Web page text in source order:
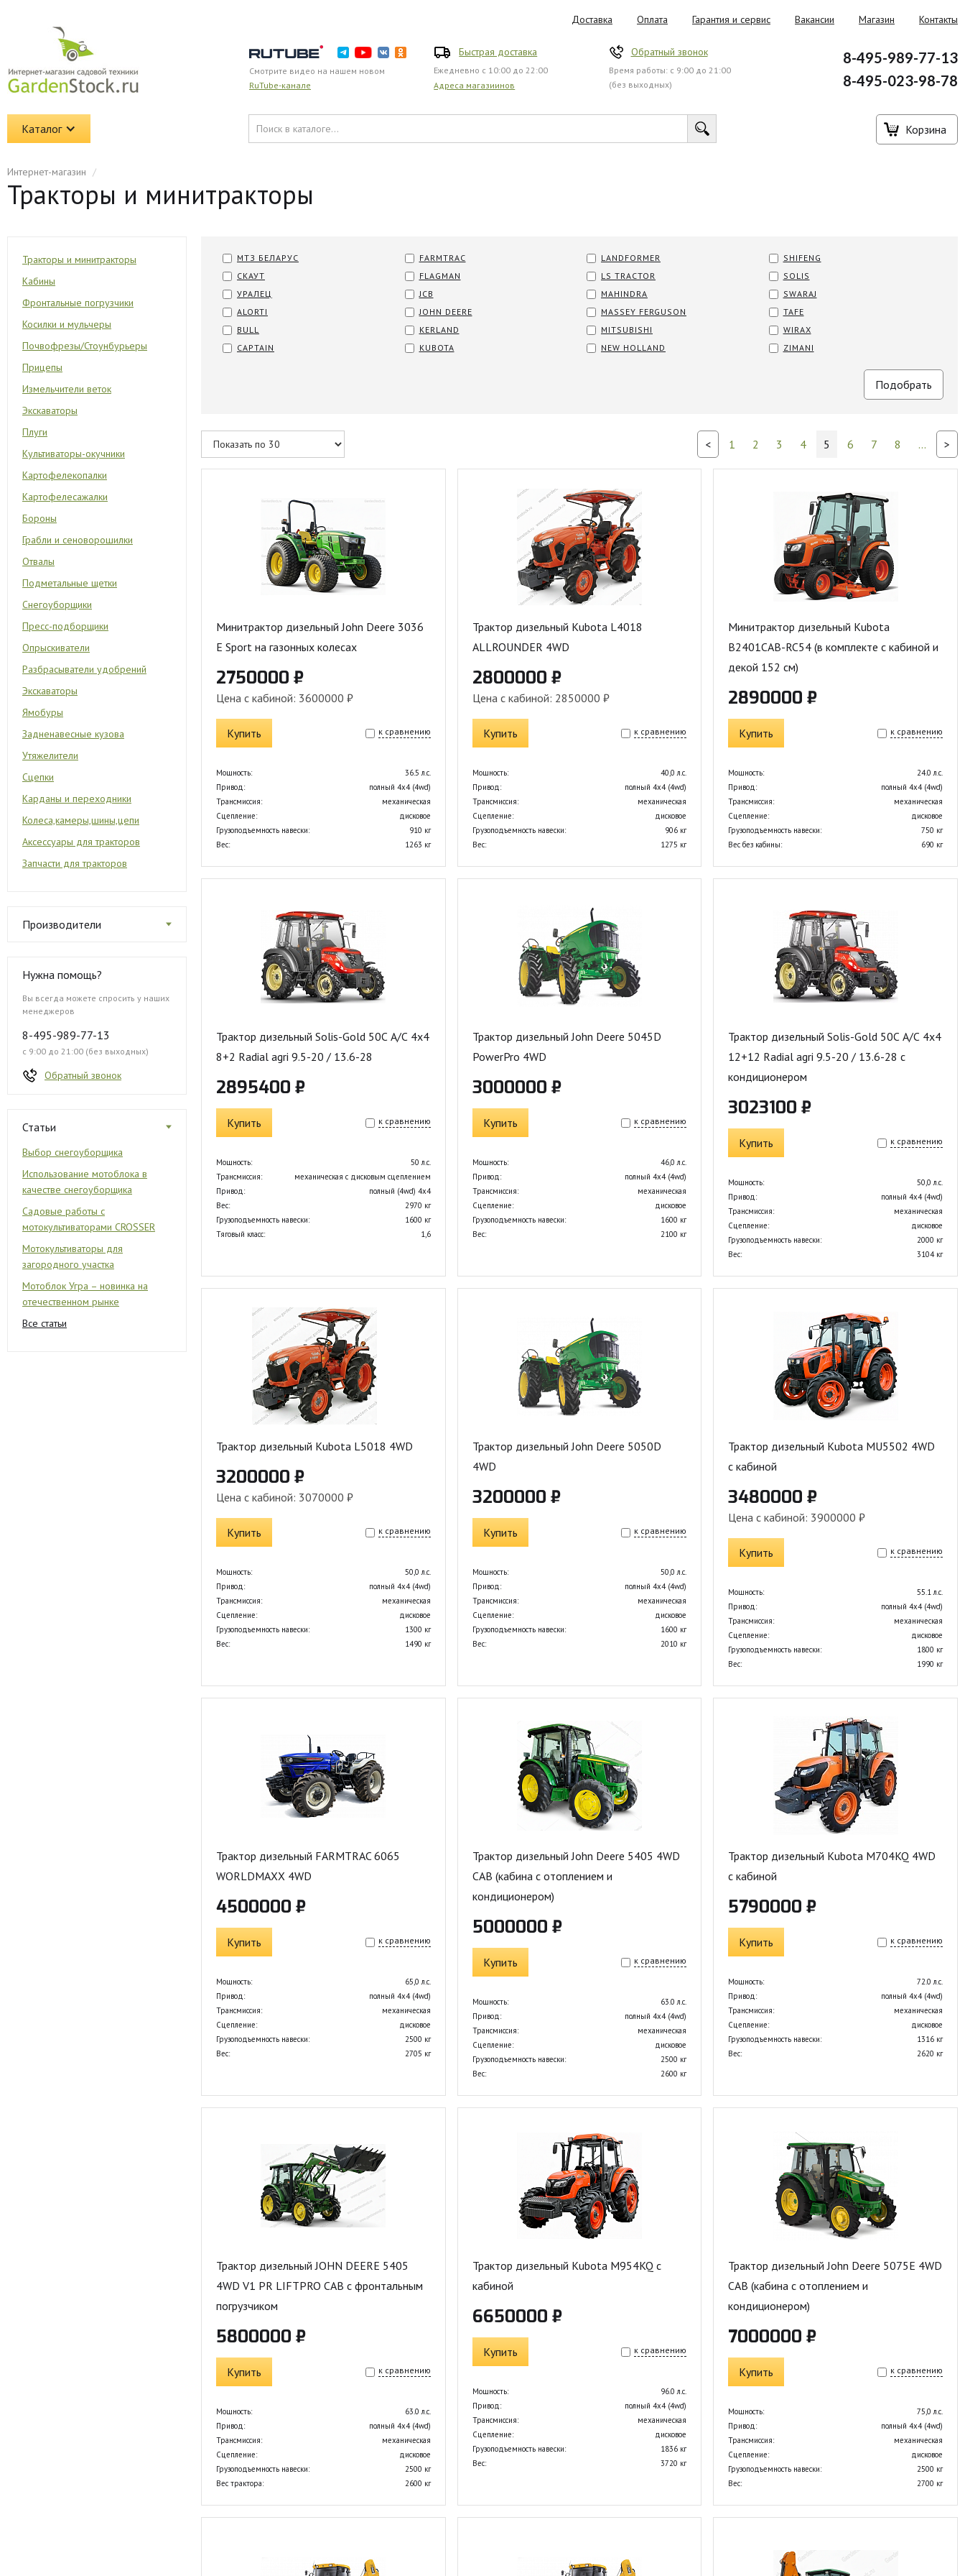
Доставка Оплата Гарантия и сервис Вакансии Магазин Контакты
Смотрите видео на нашем новом
RuTube-канале
Быстрая доставка
Ежедневно с 10:00 до 22:00
Адреса магазиинов
Обратный звонок
Время работы: с 9:00 до 21:00
(без выходных)
8-495-989-77-13
8-495-023-98-78
Каталог Корзина
Интернет-магазин /
Тракторы и минитракторы
Тракторы и минитракторы
Кабины
Фронтальные погрузчики
Косилки и мульчеры
Почвофрезы/Стоунбурьеры
Прицепы
Измельчители веток
Экскаваторы
Плуги
Культиваторы-окучники
Картофелекопалки
Картофелесажалки
Бороны
Грабли и сеноворошилки
Отвалы
Подметальные щетки
Снегоуборщики
Пресс-подборщики
Опрыскиватели
Разбрасыватели удобрений
Экскаваторы
Ямобуры
Задненавесные кузова
Утяжелители
Сцепки
Карданы и переходники
Колеса,камеры,шины,цепи
Аксессуары для тракторов
Запчасти для тракторов
Производители
Нужна помощь?
Вы всегда можете спросить у наших
менеджеров
8-495-989-77-13
с 9:00 до 21:00 (без выходных)
Обратный звонок
Статьи
Выбор снегоуборщика
Использование мотоблока в
качестве снегоуборщика
Садовые работы с
мотокультиваторами CROSSER
Мотокультиваторы для
загородного участка
Мотоблок Угра – новинка на
отечественном рынке
Все статьи
МТЗ БЕЛАРУС
СКАУТ
УРАЛЕЦ
ALORTI
BULL
CAPTAIN
FARMTRAC
FLAGMAN
JCB
JOHN DEERE
KERLAND
KUBOTA
LANDFORMER
LS TRACTOR
MAHINDRA
MASSEY FERGUSON
MITSUBISHI
NEW HOLLAND
SHIFENG
SOLIS
SWARAJ
TAFE
WIRAX
ZIMANI
< 1 2 3 4 5 6 7 8 ... >
Минитрактор дизельный John Deere 3036
E Sport на газонных колесах
2750000 ₽
Цена с кабиной: 3600000 ₽
Купить к сравнению
Мощность:
36.5 л.с.
Привод:
полный 4х4 (4wd)
Трансмиссия:
механическая
Сцепление:
дисковое
Грузоподъемность навески:
910 кг
Вес:
1263 кг
Трактор дизельный Kubota L4018
ALLROUNDER 4WD
2800000 ₽
Цена с кабиной: 2850000 ₽
Купить к сравнению
Мощность:
40,0 л.с.
Привод:
полный 4х4 (4wd)
Трансмиссия:
механическая
Сцепление:
дисковое
Грузоподъемность навески:
906 кг
Вес:
1275 кг
Минитрактор дизельный Kubota
B2401CAB-RC54 (в комплекте с кабиной и
декой 152 см)
2890000 ₽
Купить к сравнению
Мощность:
24.0 л.с.
Привод:
полный 4х4 (4wd)
Трансмиссия:
механическая
Сцепление:
дисковое
Грузоподъемность навески:
750 кг
Вес без кабины:
690 кг
Трактор дизельный Solis-Gold 50С A/С 4x4
8+2 Radial agri 9.5-20 / 13.6-28
2895400 ₽
Купить к сравнению
Мощность:
50 л.с.
Трансмиссия:
механическая с дисковым сцеплением
Привод:
полный (4wd) 4х4
Вес:
2970 кг
Грузоподъемность навески:
1600 кг
Тяговый класс:
1,6
Трактор дизельный John Deere 5045D
PowerPro 4WD
3000000 ₽
Купить к сравнению
Мощность:
46,0 л.с.
Привод:
полный 4х4 (4wd)
Трансмиссия:
механическая
Сцепление:
дисковое
Грузоподъемность навески:
1600 кг
Вес:
2100 кг
Трактор дизельный Solis-Gold 50С A/С 4x4
12+12 Radial agri 9.5-20 / 13.6-28 с
кондиционером
3023100 ₽
Купить к сравнению
Мощность:
50,0 л.с.
Привод:
полный 4х4 (4wd)
Трансмиссия:
механическая
Сцепление:
дисковое
Грузоподъемность навески:
2000 кг
Вес:
3104 кг
Трактор дизельный Kubota L5018 4WD
3200000 ₽
Цена с кабиной: 3070000 ₽
Купить к сравнению
Мощность:
50,0 л.с.
Привод:
полный 4х4 (4wd)
Трансмиссия:
механическая
Сцепление:
дисковое
Грузоподъемность навески:
1300 кг
Вес:
1490 кг
Трактор дизельный John Deere 5050D
4WD
3200000 ₽
Купить к сравнению
Мощность:
50,0 л.с.
Привод:
полный 4х4 (4wd)
Трансмиссия:
механическая
Сцепление:
дисковое
Грузоподъемность навески:
1600 кг
Вес:
2010 кг
Трактор дизельный Kubota MU5502 4WD
с кабиной
3480000 ₽
Цена с кабиной: 3900000 ₽
Купить к сравнению
Мощность:
55.1 л.с.
Привод:
полный 4х4 (4wd)
Трансмиссия:
механическая
Сцепление:
дисковое
Грузоподъемность навески:
1800 кг
Вес:
1990 кг
Трактор дизельный FARMTRAC 6065
WORLDMAXX 4WD
4500000 ₽
Купить к сравнению
Мощность:
65,0 л.с.
Привод:
полный 4х4 (4wd)
Трансмиссия:
механическая
Сцепление:
дисковое
Грузоподъемность навески:
2500 кг
Вес:
2705 кг
Трактор дизельный John Deere 5405 4WD
CAB (кабина с отоплением и
кондиционером)
5000000 ₽
Купить к сравнению
Мощность:
63.0 л.с.
Привод:
полный 4х4 (4wd)
Трансмиссия:
механическая
Сцепление:
дисковое
Грузоподъемность навески:
2500 кг
Вес:
2600 кг
Трактор дизельный Kubota M704KQ 4WD
с кабиной
5790000 ₽
Купить к сравнению
Мощность:
72.0 л.с.
Привод:
полный 4х4 (4wd)
Трансмиссия:
механическая
Сцепление:
дисковое
Грузоподъемность навески:
1316 кг
Вес:
2620 кг
Трактор дизельный JOHN DEERE 5405
4WD V1 PR LIFTPRO CAB с фронтальным
погрузчиком
5800000 ₽
Купить к сравнению
Мощность:
63.0 л.с.
Привод:
полный 4х4 (4wd)
Трансмиссия:
механическая
Сцепление:
дисковое
Грузоподъемность навески:
2500 кг
Вес трактора:
2600 кг
Трактор дизельный Kubota M954KQ с
кабиной
6650000 ₽
Купить к сравнению
Мощность:
96.0 л.с.
Привод:
полный 4х4 (4wd)
Трансмиссия:
механическая
Сцепление:
дисковое
Грузоподъемность навески:
1836 кг
Вес:
3720 кг
Трактор дизельный John Deere 5075E 4WD
CAB (кабина с отоплением и
кондиционером)
7000000 ₽
Купить к сравнению
Мощность:
75,0 л.с.
Привод:
полный 4х4 (4wd)
Трансмиссия:
механическая
Сцепление:
дисковое
Грузоподъемность навески:
2500 кг
Вес:
2700 кг